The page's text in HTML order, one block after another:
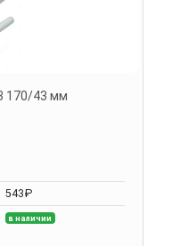
170/43 мм
543₽
в наличии